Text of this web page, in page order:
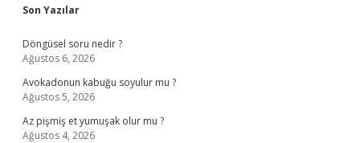
Sidebar
Son Yazılar
Döngüsel soru nedir ?
Ağustos 6, 2026
Avokadonun kabuğu soyulur mu ?
Ağustos 5, 2026
Az pişmiş et yumuşak olur mu ?
Ağustos 4, 2026